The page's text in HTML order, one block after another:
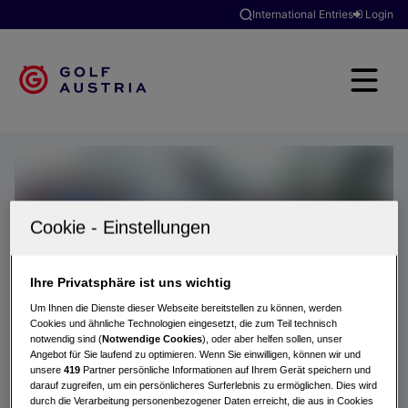
International Entries Login
Ihre Privatsphäre ist uns wichtig
Um Ihnen die Dienste dieser Webseite bereitstellen zu können, werden
Cookies und ähnliche Technologien eingesetzt, die zum Teil technisch
notwendig sind (Notwendige Cookies), oder aber helfen sollen, unser
Angebot für Sie laufend zu optimieren. Wenn Sie einwilligen, können wir und
unsere419 Partner persönliche Informationen auf Ihrem Gerät speichern und
darauf zugreifen, um ein persönlicheres Surferlebnis zu ermöglichen. Dies wird
durch die Verarbeitung personenbezogener Daten erreicht, die aus in Cookies